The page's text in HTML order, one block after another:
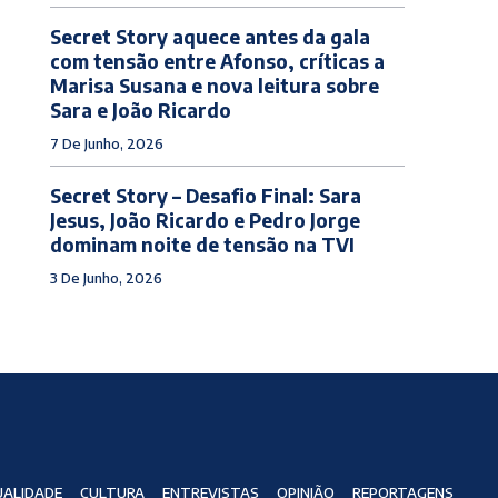
Secret Story aquece antes da gala
com tensão entre Afonso, críticas a
Marisa Susana e nova leitura sobre
Sara e João Ricardo
7 De Junho, 2026
Secret Story – Desafio Final: Sara
Jesus, João Ricardo e Pedro Jorge
dominam noite de tensão na TVI
3 De Junho, 2026
CULTURA ENTREVISTAS OPINIÃO REPORTAGENS